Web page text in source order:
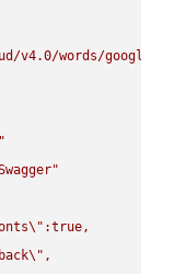
words/
\" :true,
\" ,